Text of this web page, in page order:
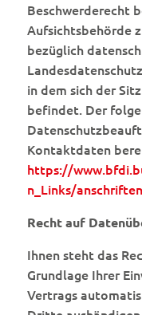
Beschwerderecht
Aufsichtsbehörde
bezüglich
in dem sich der
befindet. Der
Kontaktdaten
https://
n_Links/
Recht auf
Ihnen steht das
Grundlage Ihrer
Vertrags